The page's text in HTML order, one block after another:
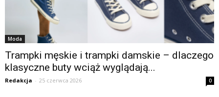
Moda
Trampki męskie i trampki damskie – dlaczego
klasyczne buty wciąż wyglądają...
Redakcja - 25 czerwca 2026 0